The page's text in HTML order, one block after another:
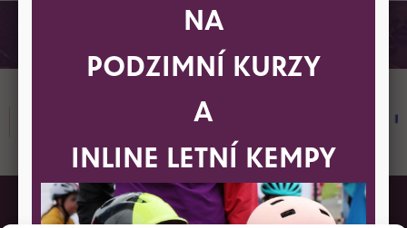
DĚKUJEME PARTNERŮM
NA
PODZIMNÍ KURZY
A
INLINE LETNÍ KEMPY